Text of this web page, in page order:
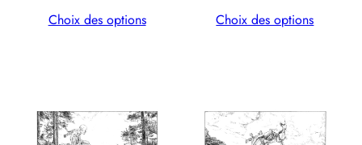
prix :
Choix des options
prix :
Choix des options